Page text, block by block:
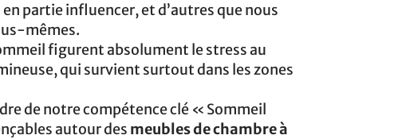
partie influencer, et d’autres que nous
mêmes.
figurent absolument le stress au
qui survient surtout dans les zones
de notre compétence clé « Sommeil
autour des meubles de chambre à